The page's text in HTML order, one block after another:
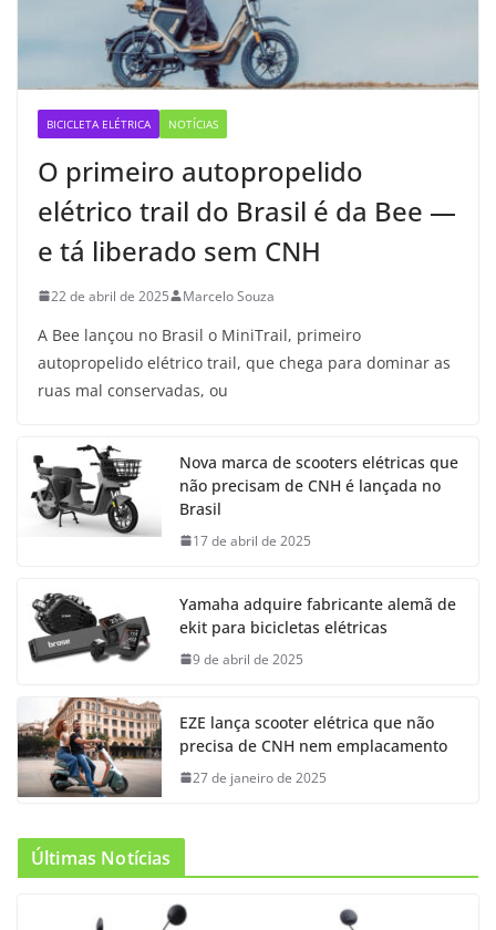
BICICLETA ELÉTRICA NOTÍCIAS
O primeiro autopropelido
elétrico trail do Brasil é da Bee —
e tá liberado sem CNH
22 de abril de 2025 Marcelo Souza
A Bee lançou no Brasil o MiniTrail, primeiro
autopropelido elétrico trail, que chega para dominar as
ruas mal conservadas, ou
Nova marca de scooters elétricas que
não precisam de CNH é lançada no
Brasil
17 de abril de 2025
Yamaha adquire fabricante alemã de
ekit para bicicletas elétricas
9 de abril de 2025
EZE lança scooter elétrica que não
precisa de CNH nem emplacamento
27 de janeiro de 2025
Últimas Notícias